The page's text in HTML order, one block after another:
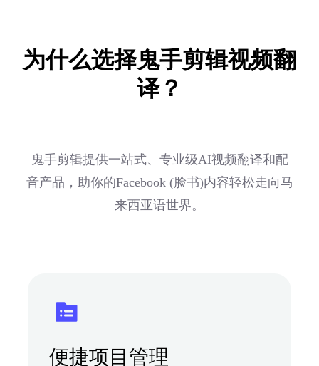
为什么选择鬼手剪辑视频翻
译？
鬼手剪辑提供一站式、专业级AI视频翻译和配
音产品，助你的Facebook (脸书)内容轻松走向马
来西亚语世界。
便捷项目管理